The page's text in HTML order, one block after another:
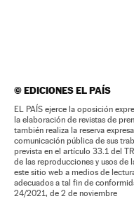
©EDICIONES EL PAÍS
EL PAÍS ejerce la oposición
la elaboración de revistas de
también realiza la reserva
comunicación pública de sus
prevista en el artículo 33.1 del
de las reproducciones y usos de
este sitio web a medios de
adecuados a tal fin de
24/2021, de 2 de noviembre